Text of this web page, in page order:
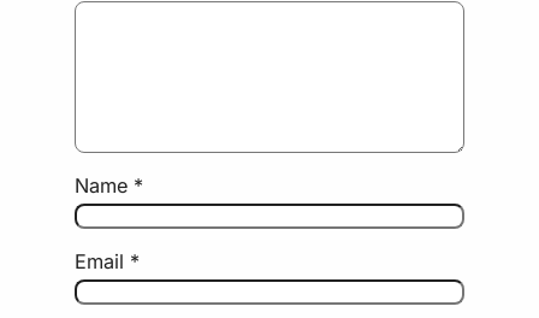
Name *
Email *